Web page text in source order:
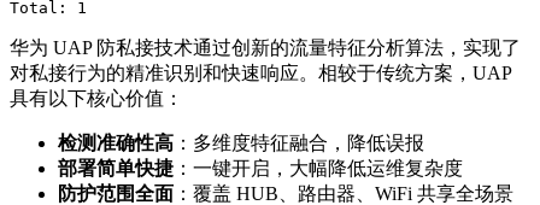
华为 UAP 防私接技术通过创新的流量特征分析算法，实现了
对私接行为的精准识别和快速响应。相较于传统方案，UAP
具有以下核心价值：
检测准确性高 ：多维度特征融合，降低误报
部署简单快捷 ：一键开启，大幅降低运维复杂度
防护范围全面 ：覆盖 HUB、路由器、WiFi 共享全场景